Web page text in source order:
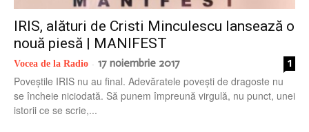
IRIS, alături de Cristi Minculescu lansează o
nouă piesă | MANIFEST
Vocea de la Radio - 17 noiembrie 2017 1
Poveștile IRIS nu au final. Adevăratele povești de dragoste nu
se încheie niciodată. Să punem împreună virgulă, nu punct, unei
istorii ce se scrie,...